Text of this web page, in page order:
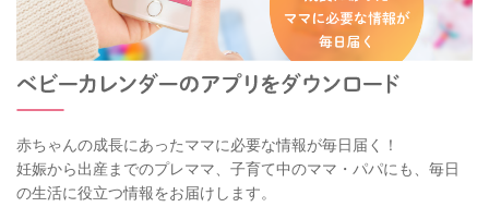
赤ちゃんの成長にあったママに必要な情報が毎日届く！
妊娠から出産までのプレママ、子育て中のママ・パパにも、毎日
の生活に役立つ情報をお届けします。